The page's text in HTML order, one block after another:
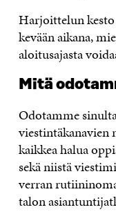
Harjoittelun kesto
kevään aikana,
aloitusajasta
Mitä
Odotamme
viestintäkanavien
kaikkea halua
sekä niistä
verran
talon